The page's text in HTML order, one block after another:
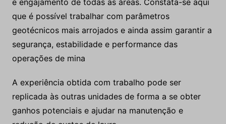
operações de mina
A experiência obtida com trabalho pode ser
replicada às outras unidades de forma a se obter
ganhos potenciais e ajudar na manutenção e
16. Divulgação do Trabalho